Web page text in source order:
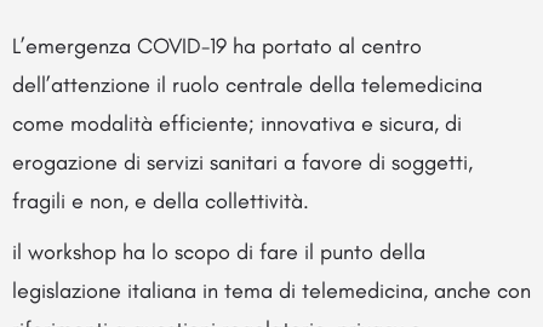
L’emergenza COVID-19 ha portato al centro
dell’attenzione il ruolo centrale della telemedicina
come modalità efficiente; innovativa e sicura, di
erogazione di servizi sanitari a favore di soggetti,
fragili e non, e della collettività.
il workshop ha lo scopo di fare il punto della
legislazione italiana in tema di telemedicina, anche con